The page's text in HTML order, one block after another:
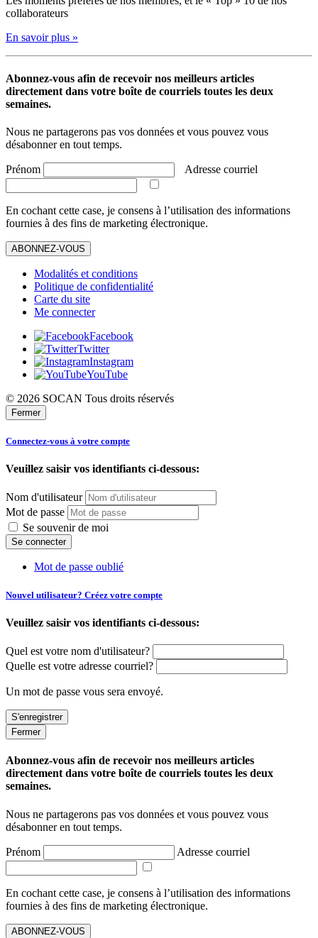
collaborateurs
En savoir plus »
Abonnez-vous afin de recevoir nos meilleurs articles
directement dans votre boîte de courriels toutes les deux
semaines.
Nous ne partagerons pas vos données et vous pouvez vous
désabonner en tout temps.
Prénom Adresse courriel
En cochant cette case, je consens à l’utilisation des informations
fournies à des fins de marketing électronique.
ABONNEZ-VOUS
Modalités et conditions
Politique de confidentialité
Carte du site
Me connecter
Facebook
Twitter
Instagram
YouTube
© 2026 SOCAN Tous droits réservés
Fermer
Connectez-vous à votre compte
Veuillez saisir vos identifiants ci-dessous:
Nom d'utilisateur
Mot de passe
Se souvenir de moi
Mot de passe oublié
Nouvel utilisateur? Créez votre compte
Veuillez saisir vos identifiants ci-dessous:
Quel est votre nom d'utilisateur?
Quelle est votre adresse courriel?
Un mot de passe vous sera envoyé.
Fermer
Abonnez-vous afin de recevoir nos meilleurs articles
directement dans votre boîte de courriels toutes les deux
semaines.
Nous ne partagerons pas vos données et vous pouvez vous
désabonner en tout temps.
Prénom Adresse courriel
En cochant cette case, je consens à l’utilisation des informations
fournies à des fins de marketing électronique.
ABONNEZ-VOUS